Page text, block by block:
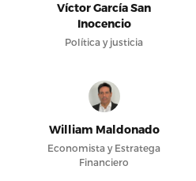
Víctor García San
Inocencio
Política y justicia
William Maldonado
Economista y Estratega
Financiero